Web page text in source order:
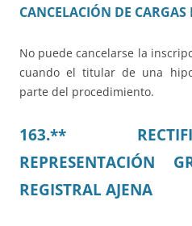
CANCELACIÓN DE CARGAS
No puede cancelarse la
cuando el titular de una
parte del procedimiento.
163.**
REPRESENTACIÓN
REGISTRAL AJENA